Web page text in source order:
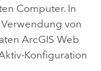
Computer. In
von
ArcGIS Web
Konfiguration